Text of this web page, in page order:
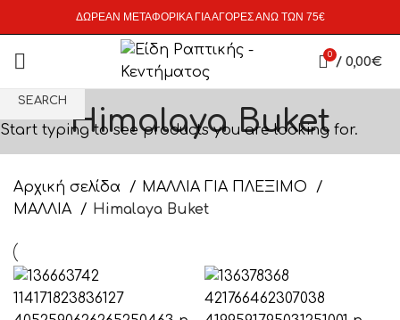
ΔΩΡΕΑΝ ΜΕΤΑΦΟΡΙΚΑ ΓΙΑ ΑΓΟΡΕΣ ΑΝΩ ΤΩΝ 75€
0 / 0,00€
Himalaya Buket
Αρχική σελίδα
ΜΑΛΛΙΑ ΓΙΑ ΠΛΕΞΙΜΟ
ΜΑΛΛΙΑ
Himalaya Buket
SEARCH
Start typing to see products you are looking for.